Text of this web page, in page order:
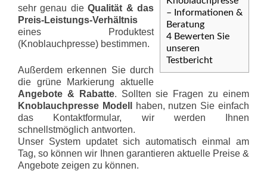
– Informationen &
Beratung
4 Bewerten Sie
unseren
Testbericht
sehr genau dieQualität & das
Preis-Leis­tungs-Ver­hält­nis
eines Produktest
(Knoblauchpresse) bestimmen.
Außerdem erkennen Sie durch
die grüne Markierung aktuelle
Angebote & Rabatte. Sollten sie Fragen zu einem
Knoblauchpresse Modell
haben, nutzen Sie einfach
das Kontaktformular, wir werden Ihnen
schnellstmöglich antworten.
Unser System updatet sich automatisch einmal am
Tag, so können wir Ihnen garantieren aktuelle Preise &
Angebote zeigen zu können.